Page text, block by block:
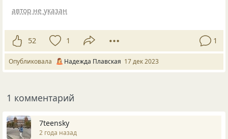
автор не указан
52 1 1
Опубликовала Надежда Плавская 17 дек 2023
1 комментарий
7teensky
2 года назад